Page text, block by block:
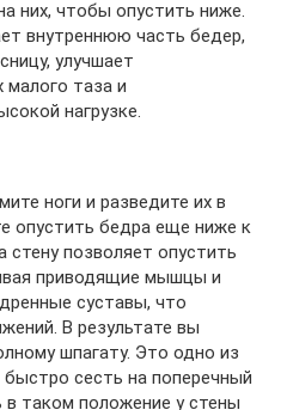
них, чтобы опустить ниже.
внутреннюю часть бедер,
улучшает
малого таза и
нагрузке.
ноги и разведите их в
опустить бедра еще ниже к
стену позволяет опустить
приводящие мышцы и
суставы, что
В результате вы
шпагату. Это одно из
сесть на поперечный
таком положение у стены